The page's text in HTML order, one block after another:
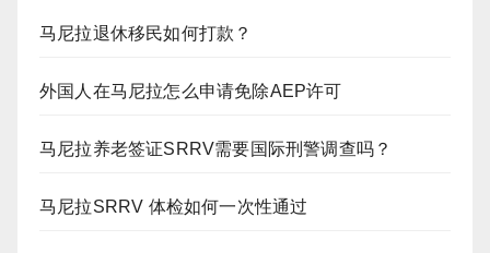
马尼拉退休移民如何打款？
外国人在马尼拉怎么申请免除AEP许可
马尼拉养老签证SRRV需要国际刑警调查吗？
马尼拉SRRV 体检如何一次性通过